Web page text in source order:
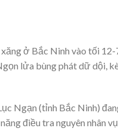
xăng ở Bắc Ninh vào tối
lửa bùng phát dữ dội,
Ngạn (tỉnh Bắc Ninh)
điều tra nguyên nhân